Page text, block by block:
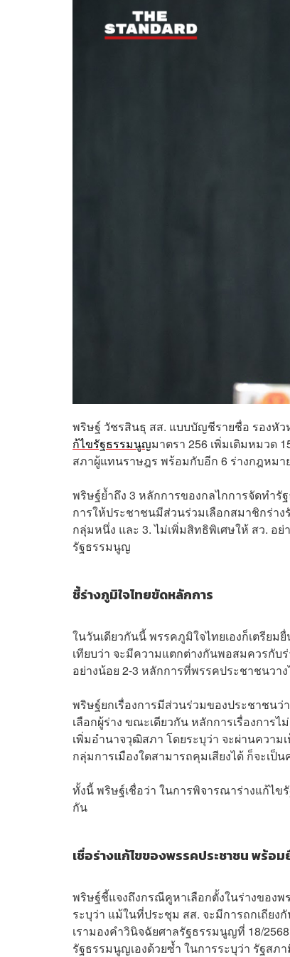
พริษฐ์ วัชรสินธุ สส. แบบบัญชีรายชื่อ รองหั
ก้ไขรัฐธรรมนูญมาตรา 256 เพิ่มเติมหมวด
สภาผู้แทนราษฎร พร้อมกับอีก 6 ร่างกฎหม
พริษฐ์ย้ำถึง 3 หลักการของกลไกการจัดทำ
การให้ประชาชนมีส่วนร่วมเลือกสมาชิกร่า
กลุ่มหนึ่ง และ 3. ไม่เพิ่มสิทธิพิเศษให้ สว. อ
รัฐธรรมนูญ
ชี้ร่างภูมิใจไทยขัดหลักการ
ในวันเดียวกันนี้ พรรคภูมิใจไทยเองก็เตรีย
เทียบว่า จะมีความแตกต่างกันพอสมควรกับ
อย่างน้อย 2-3 หลักการที่พรรคประชาชนวาง
พริษฐ์ยกเรื่องการมีส่วนร่วมของประชาชน
เลือกผู้ร่าง ขณะเดียวกัน หลักการเรื่องการ
เพิ่มอํานาจวุฒิสภา โดยระบุว่า จะผ่านความ
กลุ่มการเมืองใดสามารถคุมเสียงได้ ก็จะเ
ทั้งนี้ พริษฐ์เชื่อว่า ในการพิจารณาร่างแก้ไข
กัน
เชื่อร่างแก้ไขของพรรคประชาชน พร้อ
พริษฐ์ชี้แจงถึงกรณีคูหาเลือกตั้งในร่างของ
ระบุว่า แม้ในที่ประชุม สส. จะมีการถกเถียง
เรามองคําวินิจฉัยศาลรัฐธรรมนูญที่ 18/
รัฐธรรมนูญเองด้วยซ้ำ ในการระบุว่า รัฐสภ